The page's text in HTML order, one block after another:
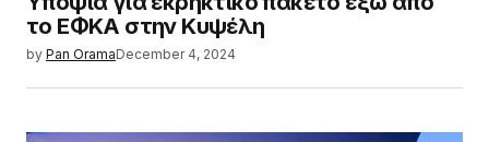
το ΕΦΚΑ στην Κυψέλη
by Pan OramaDecember 4, 2024